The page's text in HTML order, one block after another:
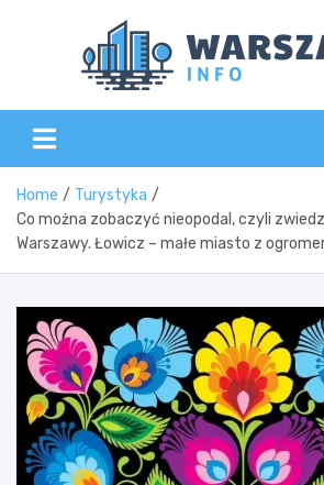
Home
Turystyka
Co można zobaczyć nieopodal, czyli
Warszawy. Łowicz – małe miasto z